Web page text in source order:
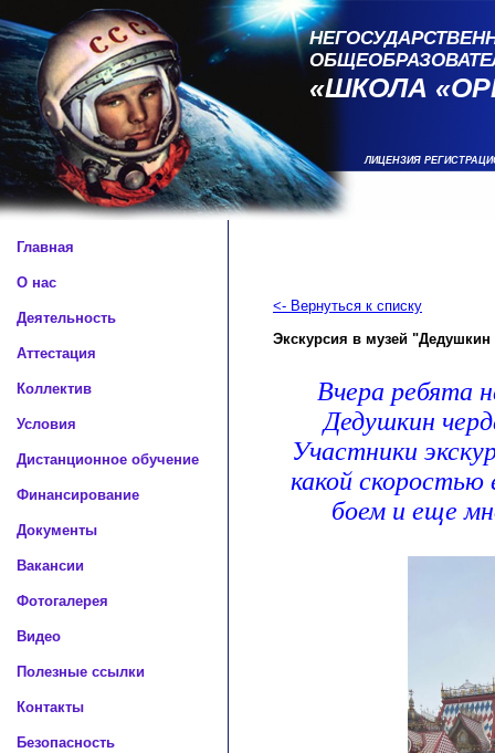
«ШКОЛА
ЛИЦЕНЗИЯ
Главная
О нас
Деятельность
Аттестация
Коллектив
Условия
Дистанционное обучение
Финансирование
Документы
Вакансии
Фотогалерея
Видео
Полезные ссылки
Контакты
Безопасность
<- Вернуться к списку
Экскурсия в музей "Дедушкин
Вчера ребята
Дедушкин
Участники
какой
боем и еще